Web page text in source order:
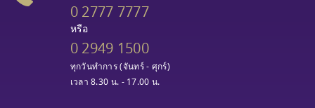
0 2777 7777
หรือ
0 2949 1500
ทุกวันทำการ (จันทร์ - ศุกร์)
เวลา 8.30 น. - 17.00 น.